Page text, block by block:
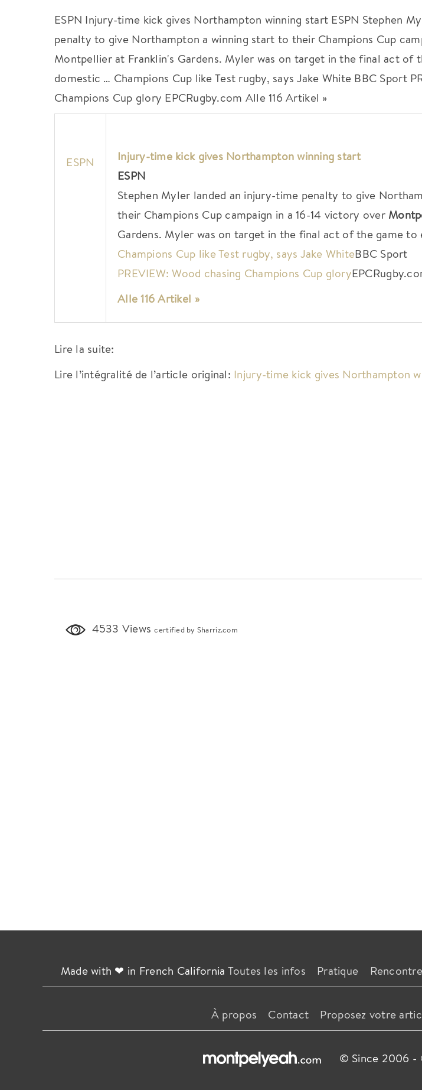
ESPN Injury-time kick gives Northampton winning start ESPN Stephen
penalty to give Northampton a winning start to their Champions Cup
Montpellier at Franklin's Gardens. Myler was on target in the final act of
domestic … Champions Cup like Test rugby, says Jake White BBC Sport
Champions Cup glory EPCRugby.com Alle 116 Artikel »
ESPN
Injury-time kick gives Northampton winning start
ESPN
Stephen Myler landed an injury-time penalty to give
their Champions Cup campaign in a 16-14 victory over
Gardens. Myler was on target in the final act of the game to
Champions Cup like Test rugby, says Jake WhiteBBC Sport
PREVIEW: Wood chasing Champions Cup glory
Alle 116 Artikel »
Lire la suite:
Lire l’intégralité de l’article original: Injury-time kick gives Northampton
4533 Viewscertified by Sharriz.com
Made with ❤ in French California Toutes les infos Pratique
À propos Contact Proposez votre
© Since 2006 -